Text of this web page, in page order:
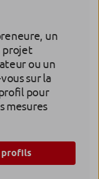
un
projet
ou un
sur la
pour
mesures
profils